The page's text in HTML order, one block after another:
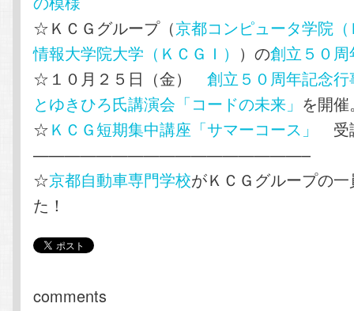
☆ＫＣＧグループ（京都コンピュータ学院
情報大学院大学（ＫＣＧＩ） ）の創立５０
☆１０月２５日（金）創立５０周年記念行
とゆきひろ氏講演会「コードの未来」 を開
☆ＫＣＧ短期集中講座「サマーコース」
受
—————————————————–
☆京都自動車専門学校がＫＣＧグループの
た！
comments